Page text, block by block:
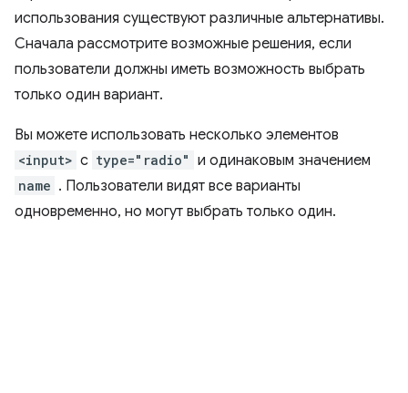
использования существуют различные альтернативы.
Сначала рассмотрите возможные решения, если
пользователи должны иметь возможность выбрать
только один вариант.
Вы можете использовать несколько элементов
<input> с type="radio" и одинаковым значением
name . Пользователи видят все варианты
одновременно, но могут выбрать только один.